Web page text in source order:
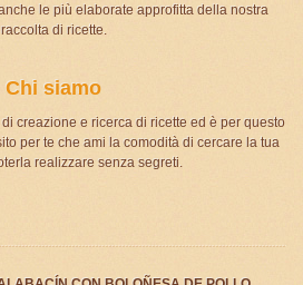
le più elaborate approfitta della nostra
raccolta di ricette.
Chi siamo
creazione e ricerca di ricette ed è per questo
per te che ami la comodità di cercare la tua
realizzare senza segreti.